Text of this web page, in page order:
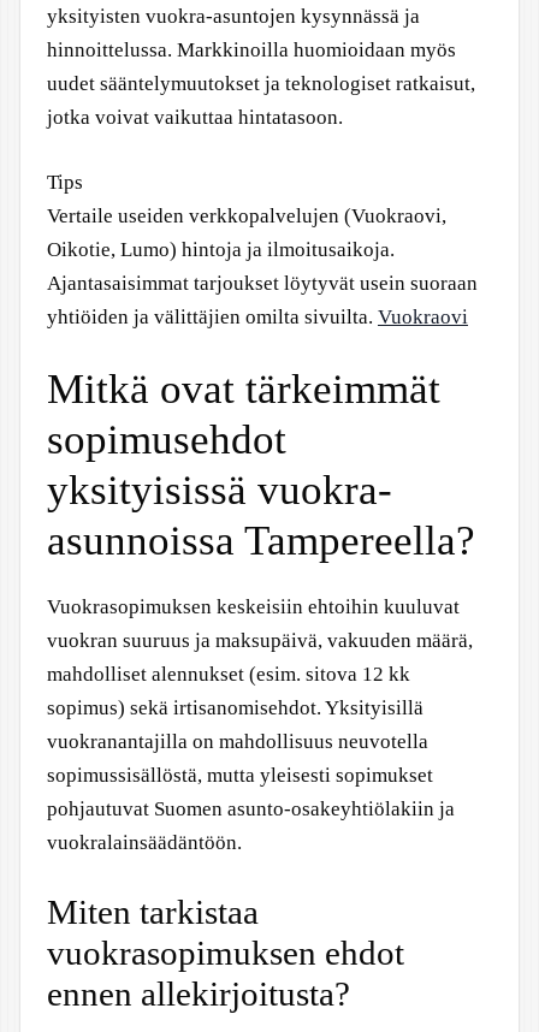
yksityisten vuokra-asuntojen kysynnässä ja
hinnoittelussa. Markkinoilla huomioidaan myös
uudet sääntelymuutokset ja teknologiset ratkaisut,
jotka voivat vaikuttaa hintatasoon.
Tips
Vertaile useiden verkkopalvelujen (Vuokraovi,
Oikotie, Lumo) hintoja ja ilmoitusaikoja.
Ajantasaisimmat tarjoukset löytyvät usein suoraan
yhtiöiden ja välittäjien omilta sivuilta. Vuokraovi
Mitkä ovat tärkeimmät
sopimusehdot
yksityisissä vuokra-
asunnoissa Tampereella?
Vuokrasopimuksen keskeisiin ehtoihin kuuluvat
vuokran suuruus ja maksupäivä, vakuuden määrä,
mahdolliset alennukset (esim. sitova 12 kk
sopimus) sekä irtisanomisehdot. Yksityisillä
vuokranantajilla on mahdollisuus neuvotella
sopimussisällöstä, mutta yleisesti sopimukset
pohjautuvat Suomen asunto-osakeyhtiölakiin ja
vuokralainsäädäntöön.
Miten tarkistaa
vuokrasopimuksen ehdot
ennen allekirjoitusta?